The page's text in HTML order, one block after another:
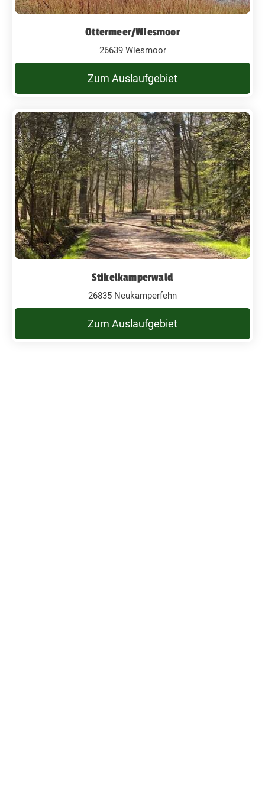
Ottermeer/Wiesmoor
26639 Wiesmoor
Zum Auslaufgebiet
Stikelkamperwald
26835 Neukamperfehn
Zum Auslaufgebiet